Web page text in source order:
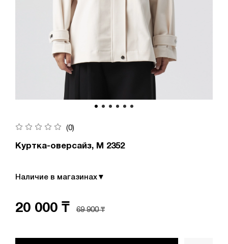
(0)
Куртка-оверсайз, М 2352
Наличие в магазинах ▼
20 000 ₸ 69 900 ₸